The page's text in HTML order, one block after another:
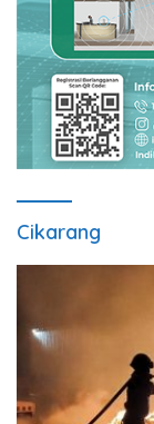
Cikarang